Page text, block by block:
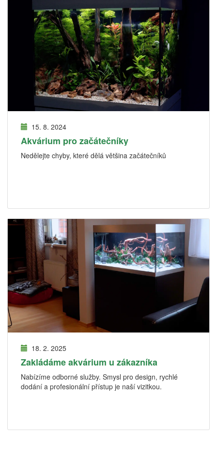
15. 8. 2024
Akvárium pro začátečníky
Nedělejte chyby, které dělá většina začátečníků
18. 2. 2025
Zakládáme akvárium u zákazníka
Nabízíme odborné služby. Smysl pro design, rychlé
dodání a profesionální přístup je naší vizitkou.